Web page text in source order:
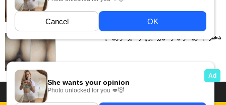
دختره با کون خوش فرمش رو کیر پسره کیر سواری میکنه